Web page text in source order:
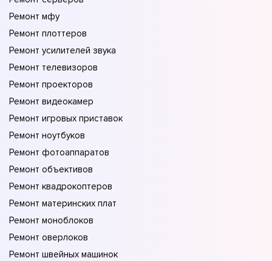
Ремонт мфу
Ремонт плоттеров
Ремонт усилителей звука
Ремонт телевизоров
Ремонт проекторов
Ремонт видеокамер
Ремонт игровых приставок
Ремонт ноутбуков
Ремонт фотоаппаратов
Ремонт объективов
Ремонт квадрокоптеров
Ремонт материнских плат
Ремонт моноблоков
Ремонт оверлоков
Ремонт швейных машинок